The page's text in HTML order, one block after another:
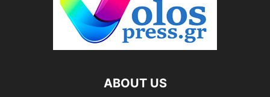
ABOUT US